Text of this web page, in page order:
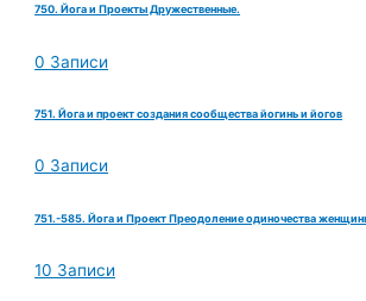
750. Йога и Проекты Дружественные.
0 Записи
751. Йога и проект создания сообщества йогинь и йогов
0 Записи
751.-585. Йога и Проект Преодоление одиночества
10 Записи